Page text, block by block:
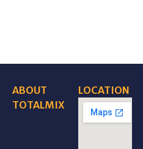
ABOUT
TOTALMIX
LOCATION